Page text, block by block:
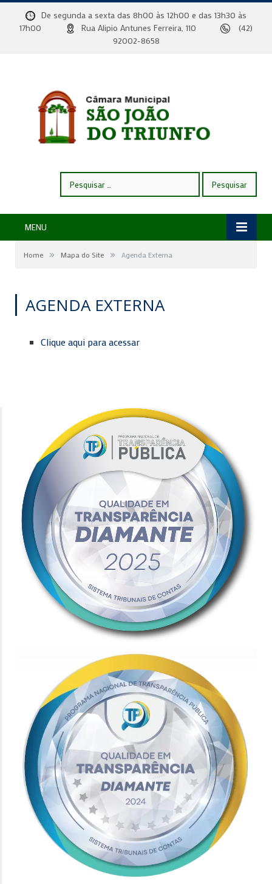
De segunda a sexta das 8h00 às 12h00 e das 13h30 às
17h00
Rua Alipio Antunes Ferreira, 110
(42)
92002-8658
por:
MENU
Home » Mapa do Site » Agenda Externa
AGENDA EXTERNA
Clique aqui para acessar